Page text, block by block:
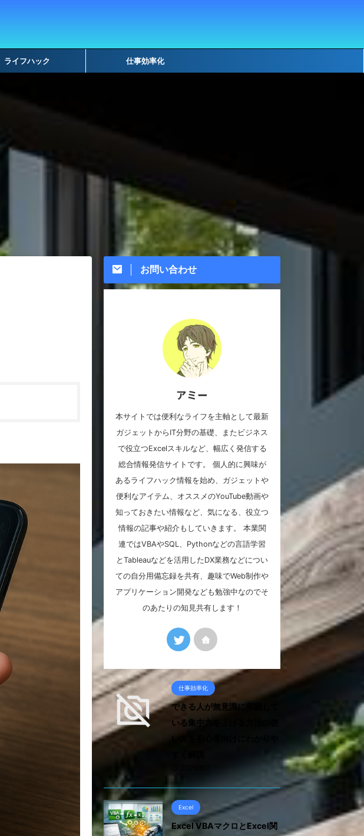
ライフハック 仕事効率化
お問い合わせ
アミー
本サイトでは便利なライフを主軸として最新
ガジェットからIT分野の基礎、またビジネス
で役立つExcelスキルなど、幅広く発信する
総合情報発信サイトです。 個人的に興味が
あるライフハック情報を始め、ガジェットや
便利なアイテム、オススメのYouTube動画や
知っておきたい情報など、気になる、役立つ
情報の記事や紹介もしていきます。 本業関
連ではVBAやSQL、Pythonなどの言語学習
とTableauなどを活用したDX業務などについ
ての自分用備忘録を共有、趣味でWeb制作や
アプリケーション開発なども勉強中なのでそ
のあたりの知見共有します！
仕事効率化
できる人が無意識に実践して
いる集中力を上げる方法の使
い方を初心者向けにわかりや
Excel
Excel VBAマクロとExcel関